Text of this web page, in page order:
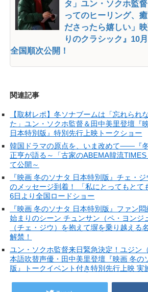
タ」ユン・ソクホ監
ってのヒーリング、
ださったら嬉しい」
りのクラシック』10
全国順次公開！
関連記事
【取材レポ】冬ソナブームは「忘れられ
た」ユン・ソクホ監督＆田中美里登壇『
日本特別版』特別先行上映トークショー
韓国ドラマの原点を、いま改めて――『
正亨が語る～「古家のABEMA韓流TIMES
て公開～
『映画 冬のソナタ 日本特別版』チェ・
のメッセージ到着！ 「私にとってもとて
6日より全国ロードショー
『映画 冬のソナタ 日本特別版』ファン
始まりのシーン チュンサン（ペ・ヨンジ
（チェ・ジウ）を抱えて塀を乗り越える
解禁！
ユン・ソクホ監督来日緊急決定！ユジン
本語吹替声優・田中美里登壇『映画 冬の
版』トークイベント付き特別先行上映 実